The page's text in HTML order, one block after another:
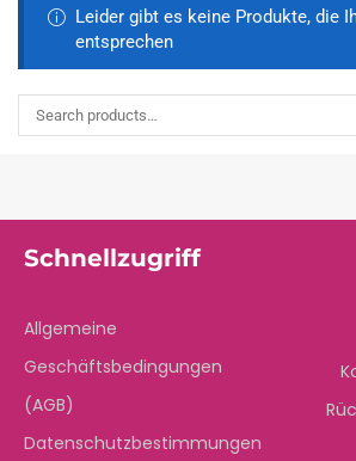
Leider gibt es keine Produkte, die
entsprechen
Schnellzugriff
Allgemeine
Geschäftsbedingungen
(AGB)
Datenschutzbestimmungen